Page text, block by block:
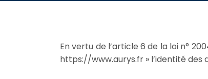
En vertu de l’article 6 de la loi n°
https://www.aurys.fr » l’identité des